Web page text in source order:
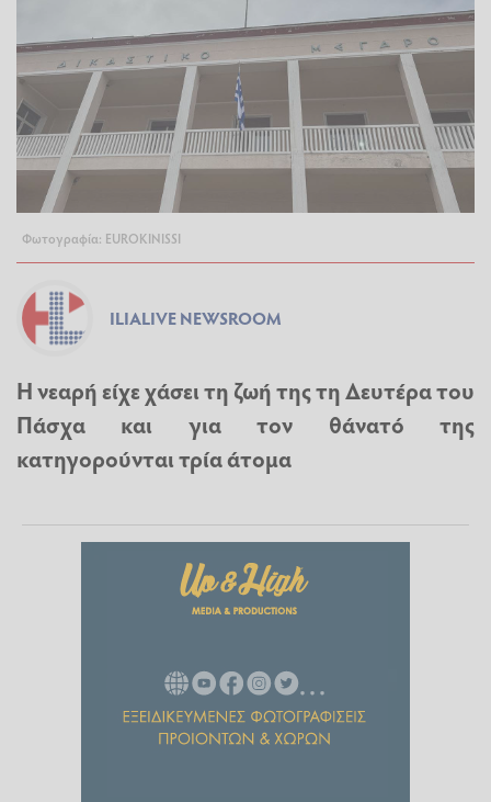
Φωτογραφία: EUROKINISSI
ILIALIVE NEWSROOM
Η νεαρή είχε χάσει τη ζωή της τη Δευτέρα του
Πάσχα και για τον θάνατό της
κατηγορούνται τρία άτομα